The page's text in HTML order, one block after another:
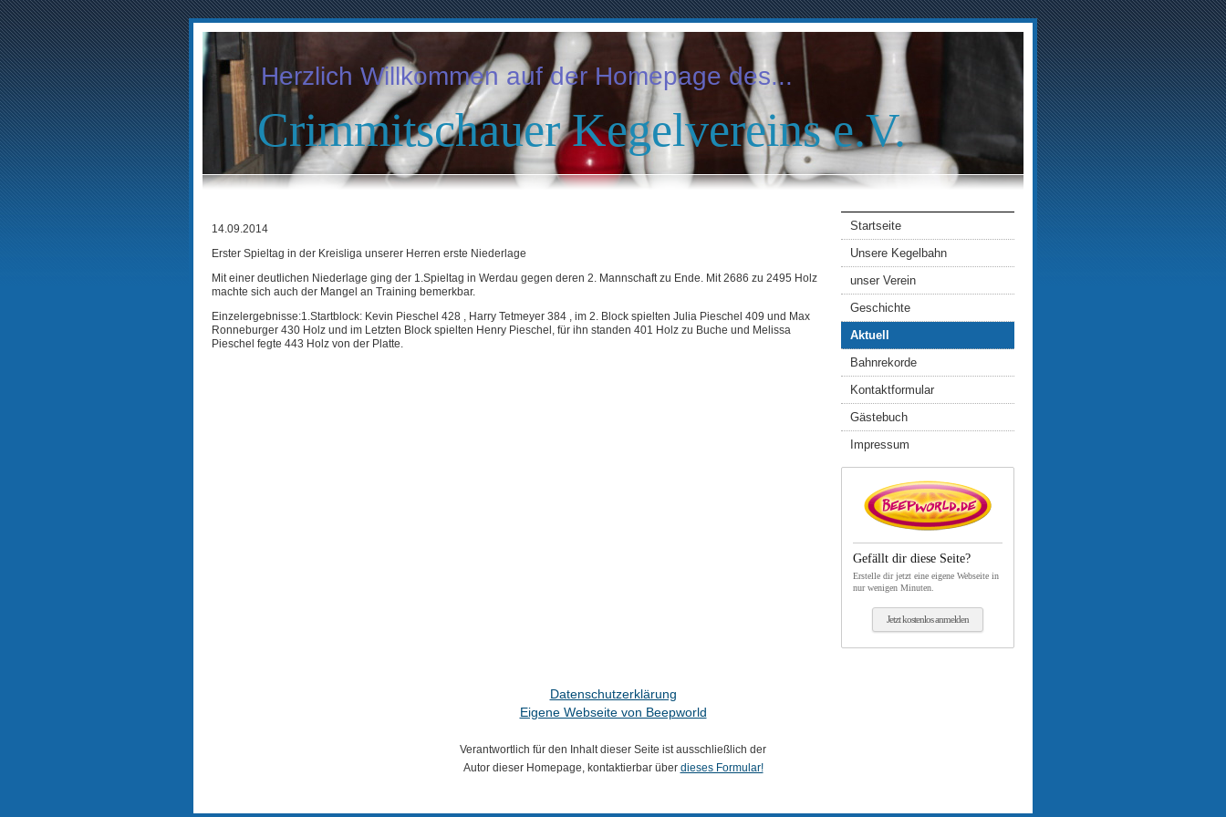
Crimmitschauer Kegelvereins e.V.
Herzlich Willkommen auf der Homepage des...
Startseite
Unsere Kegelbahn
unser Verein
Geschichte
Aktuell
Bahnrekorde
Kontaktformular
Gästebuch
Impressum
Gefällt dir diese Seite?
Erstelle dir jetzt eine eigene Webseite in
nur wenigen Minuten.
Jetzt kostenlos anmelden
14.09.2014
Erster Spieltag in der Kreisliga unserer Herren erste Niederlage
Mit einer deutlichen Niederlage ging der 1.Spieltag in Werdau gegen deren 2. Mannschaft zu Ende. Mit 2686 zu 2495 Holz
machte sich auch der Mangel an Training bemerkbar.
Einzelergebnisse:1.Startblock: Kevin Pieschel 428 , Harry Tetmeyer 384 , im 2. Block spielten Julia Pieschel 409 und Max
Ronneburger 430 Holz und im Letzten Block spielten Henry Pieschel, für ihn standen 401 Holz zu Buche und Melissa
Pieschel fegte 443 Holz von der Platte.
Datenschutzerklärung
Eigene Webseite von Beepworld
Verantwortlich für den Inhalt dieser Seite ist ausschließlich der
Autor dieser Homepage, kontaktierbar über dieses Formular!